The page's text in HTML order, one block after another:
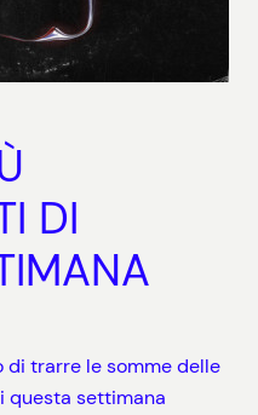
DI
di trarre le somme delle
questa settimana